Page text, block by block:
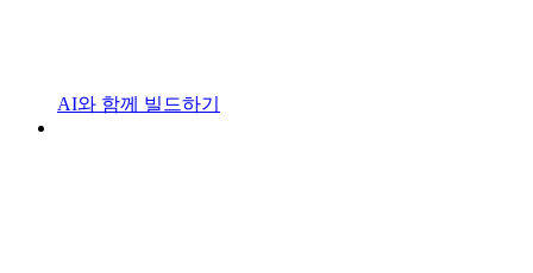
AI와 함께 빌드하기